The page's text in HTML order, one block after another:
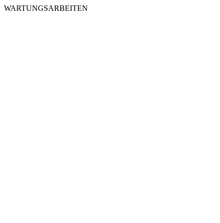
WARTUNGSARBEITEN